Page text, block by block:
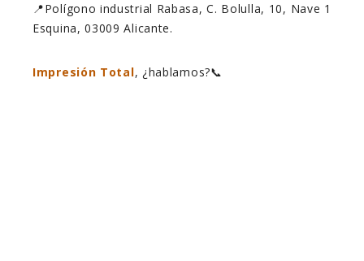
📍Polígono industrial Rabasa, C. Bolulla, 10, Nave 1
Esquina, 03009 Alicante.
Impresión Total, ¿hablamos?📞